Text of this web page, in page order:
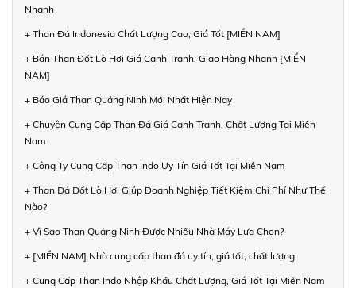
Nhanh
+ Than Đá Indonesia Chất Lượng Cao, Giá Tốt [MIỀN NAM]
+ Bán Than Đốt Lò Hơi Giá Cạnh Tranh, Giao Hàng Nhanh [MIỀN
NAM]
+ Báo Giá Than Quảng Ninh Mới Nhất Hiện Nay
+ Chuyên Cung Cấp Than Đá Giá Cạnh Tranh, Chất Lượng Tại Miền
Nam
+ Công Ty Cung Cấp Than Indo Uy Tín Giá Tốt Tại Miền Nam
+ Than Đá Đốt Lò Hơi Giúp Doanh Nghiệp Tiết Kiệm Chi Phí Như Thế
Nào?
+ Vì Sao Than Quảng Ninh Được Nhiều Nhà Máy Lựa Chọn?
+ [MIỀN NAM] Nhà cung cấp than đá uy tín, giá tốt, chất lượng
+ Cung Cấp Than Indo Nhập Khẩu Chất Lượng, Giá Tốt Tại Miền Nam